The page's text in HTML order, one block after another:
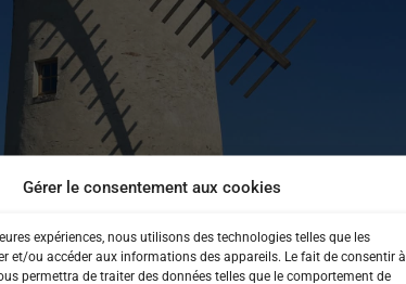
Gérer le consentement aux cookies
expériences, nous utilisons des technologies telles que les
et/ou accéder aux informations des appareils. Le fait de consentir à
permettra de traiter des données telles que le comportement de